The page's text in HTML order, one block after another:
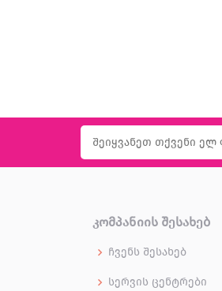
ᲙᲝᲛᲞᲐᲜᲘᲘᲡ ᲨᲔᲡᲐᲮᲔᲑ
ჩვენს შესახებ
სერვის ცენტრები